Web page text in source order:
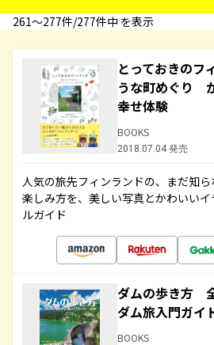
261〜277件/277件中 を表示
とっておきの
うな町めぐり
幸せ体験
BOOKS
2018.07.04 発売
人気の旅先フィンランドの、まだ知
楽しみ方を、美しい写真とかわいい
ルガイド
ダムの歩き方
ダム旅入門ガイ
BOOKS